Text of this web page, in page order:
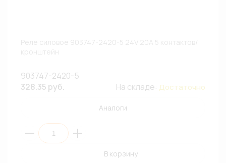
903747-2420-5
328.35 руб.
На складе: Достаточно
Аналоги
В корзину